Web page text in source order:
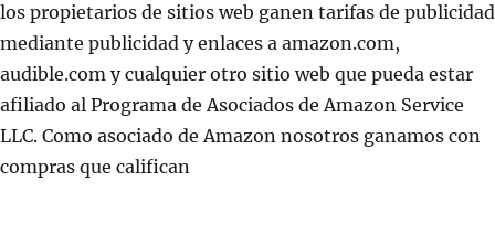
los propietarios de sitios web ganen tarifas de publicidad
mediante publicidad y enlaces a amazon.com,
audible.com y cualquier otro sitio web que pueda estar
afiliado al Programa de Asociados de Amazon Service
LLC. Como asociado de Amazon nosotros ganamos con
compras que califican